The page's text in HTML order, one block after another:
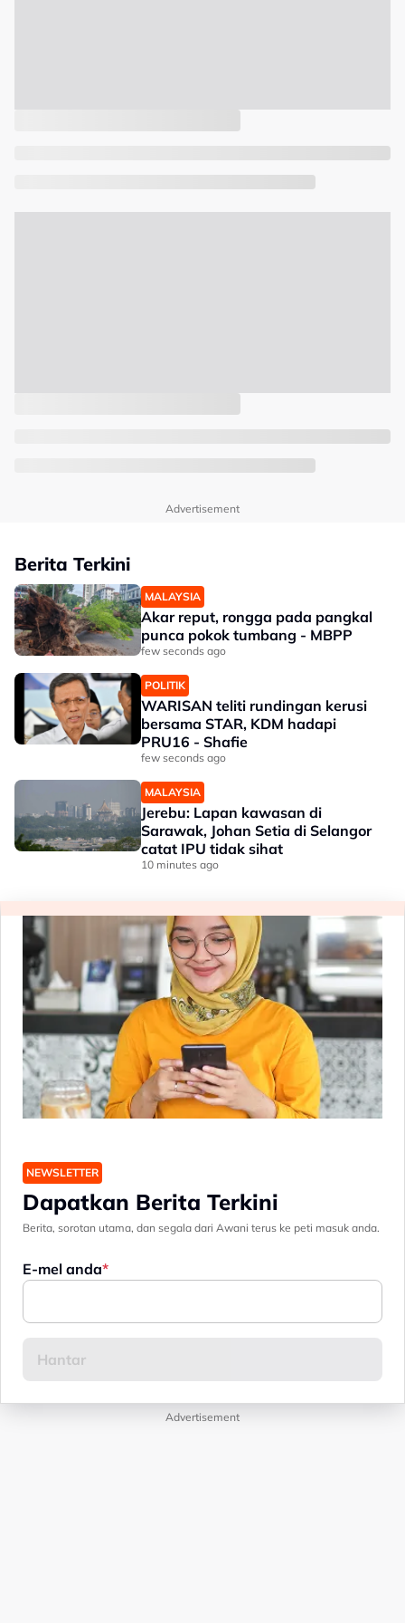
Advertisement
Berita Terkini
MALAYSIA
Akar reput, rongga pada pangkal
punca pokok tumbang - MBPP
few seconds ago
POLITIK
WARISAN teliti rundingan kerusi
bersama STAR, KDM hadapi
PRU16 - Shafie
few seconds ago
MALAYSIA
Jerebu: Lapan kawasan di
Sarawak, Johan Setia di Selangor
catat IPU tidak sihat
10 minutes ago
NEWSLETTER
Dapatkan Berita Terkini
Berita, sorotan utama, dan segala dari Awani terus ke peti masuk anda.
E-mel anda
Advertisement